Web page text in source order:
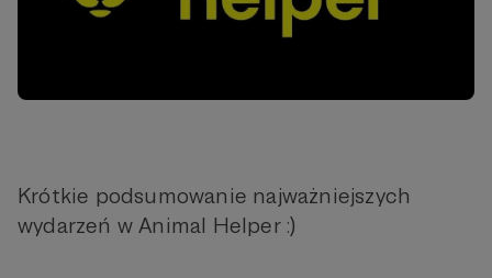
Krótkie podsumowanie najważniejszych
wydarzeń w Animal Helper :)